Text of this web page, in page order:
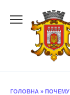
ГОЛОВНА »